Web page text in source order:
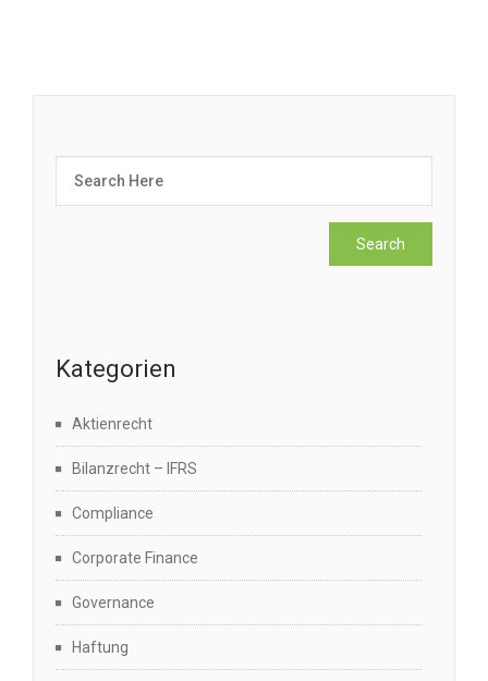
Kategorien
Aktienrecht
Bilanzrecht – IFRS
Compliance
Corporate Finance
Governance
Haftung